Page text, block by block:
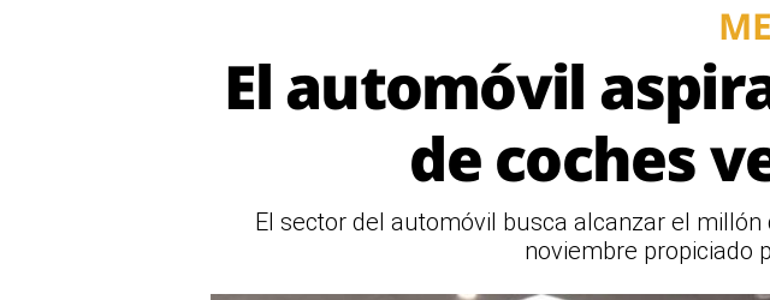
El automóvil
de coches
El sector del automóvil busca alcanzar el
noviembre propiciado